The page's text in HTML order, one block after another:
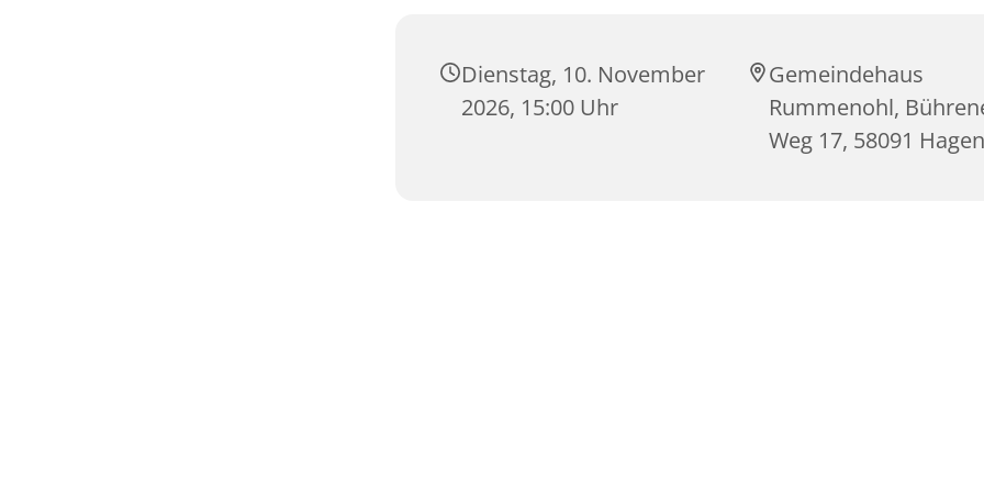
Dienstag, 10. November
2026, 15:00 Uhr
Gemeindehaus
Rummenohl,
Weg 17, 58091 Hagen